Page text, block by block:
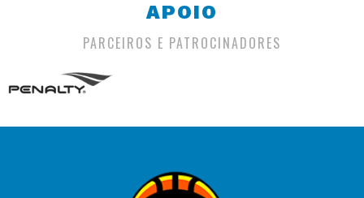
APOIO
PARCEIROS E PATROCINADORES